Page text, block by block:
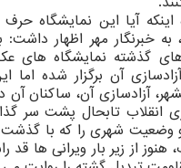
اینكه آیا این نمایشگاه
به خبرنگار مهر اظهار
گذشته نمایشگاه های
آن برگزار شده اما
آزادسازی آن، ساكنان آن
انقلاب تابحال پشت سر
هنوز از زیر بار ویرانی ها قد